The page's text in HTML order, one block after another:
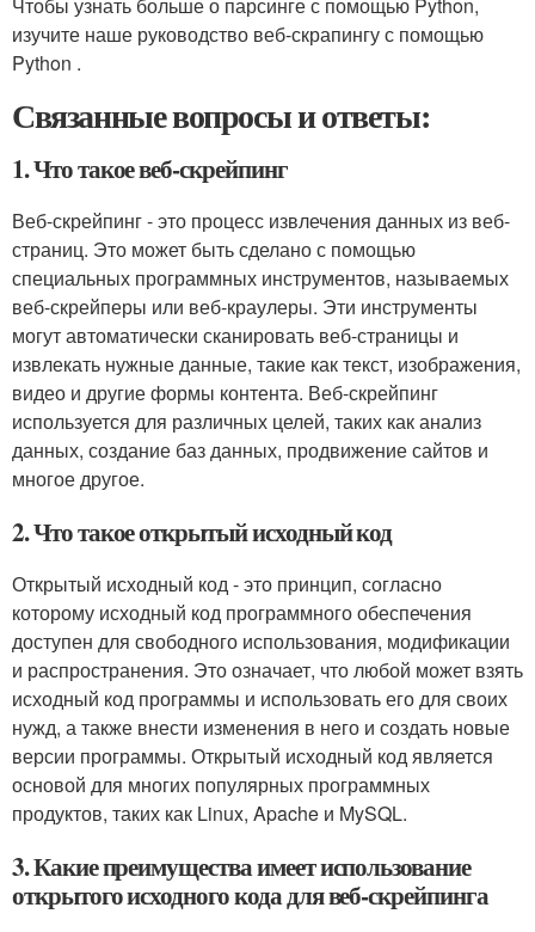
изучите наше руководство веб-скрапингу с помощью
Python .
Связанные вопросы и ответы:
1. Что такое веб-скрейпинг
Веб-скрейпинг - это процесс извлечения данных из веб-
страниц. Это может быть сделано с помощью
специальных программных инструментов, называемых
веб-скрейперы или веб-краулеры. Эти инструменты
могут автоматически сканировать веб-страницы и
извлекать нужные данные, такие как текст, изображения,
видео и другие формы контента. Веб-скрейпинг
используется для различных целей, таких как анализ
данных, создание баз данных, продвижение сайтов и
многое другое.
2. Что такое открытый исходный код
Открытый исходный код - это принцип, согласно
которому исходный код программного обеспечения
доступен для свободного использования, модификации
и распространения. Это означает, что любой может взять
исходный код программы и использовать его для своих
нужд, а также внести изменения в него и создать новые
версии программы. Открытый исходный код является
основой для многих популярных программных
продуктов, таких как Linux, Apache и MySQL.
3. Какие преимущества имеет использование
открытого исходного кода для веб-скрейпинга